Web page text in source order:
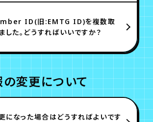
ID(旧:EMTG ID)を複数取
した。どうすればいいですか？
変更について
になった場合はどうすればよいです